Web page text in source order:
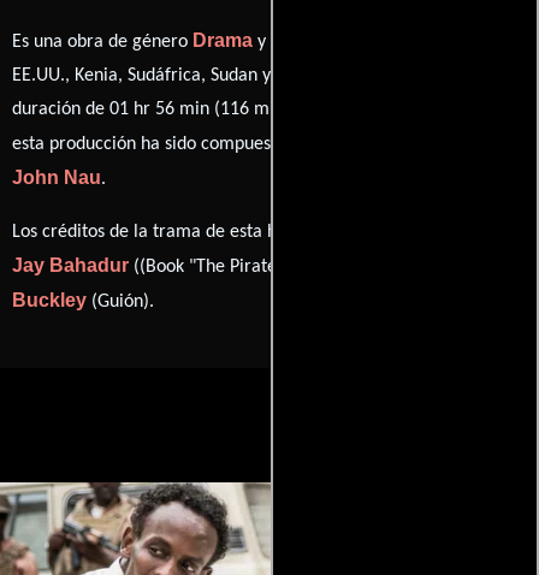
Es una obra de género Drama y
EE.UU., Kenia, Sudáfrica, Sudan y Somalia.Esta cinta tiene una
duración de 01 hr 56 min (116 minutos). La banda sonora para
esta producción ha sido compuesta por
John Nau.
Los créditos de la trama de esta historia están divididos entre
Jay Bahadur ((Book "The Pirates of Somalia")) y
Buckley (Guión).